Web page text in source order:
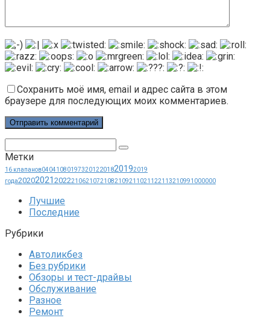
Сохранить моё имя, email и адрес сайта в этом
браузере для последующих моих комментариев.
Метки
16 клапанов0404108019732012201820192019
года20202021 20222106210721082109211021122113210991000000
Лучшие
Последние
Рубрики
Автоликбез
Без рубрики
Обзоры и тест-драйвы
Обслуживание
Разное
Ремонт